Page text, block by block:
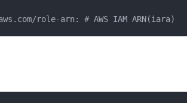
role-arn: # AWS IAM ARN(iara)